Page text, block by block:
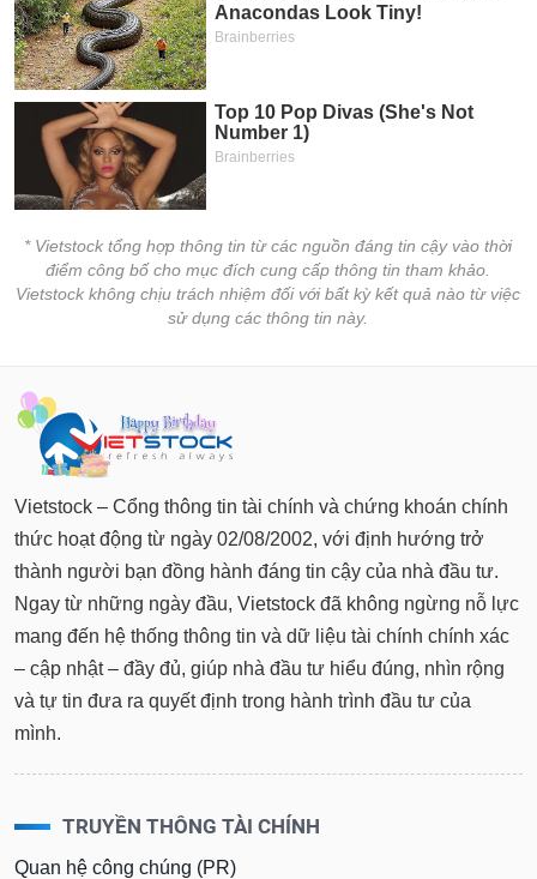
* Vietstock tổng hợp thông tin từ các nguồn đáng tin cậy vào thời
điểm công bố cho mục đích cung cấp thông tin tham khảo.
Vietstock không chịu trách nhiệm đối với bất kỳ kết quả nào từ việc
sử dụng các thông tin này.
Vietstock – Cổng thông tin tài chính và chứng khoán chính
thức hoạt động từ ngày 02/08/2002, với định hướng trở
thành người bạn đồng hành đáng tin cậy của nhà đầu tư.
Ngay từ những ngày đầu, Vietstock đã không ngừng nỗ lực
mang đến hệ thống thông tin và dữ liệu tài chính chính xác
– cập nhật – đầy đủ, giúp nhà đầu tư hiểu đúng, nhìn rộng
và tự tin đưa ra quyết định trong hành trình đầu tư của
mình.
TRUYỀN THÔNG TÀI CHÍNH
Quan hệ công chúng (PR)